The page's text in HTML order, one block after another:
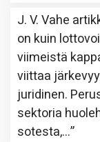
J. V. Vahe
on kuin
viimeistä
viittaa
juridinen.
sektoria
sotesta,…”